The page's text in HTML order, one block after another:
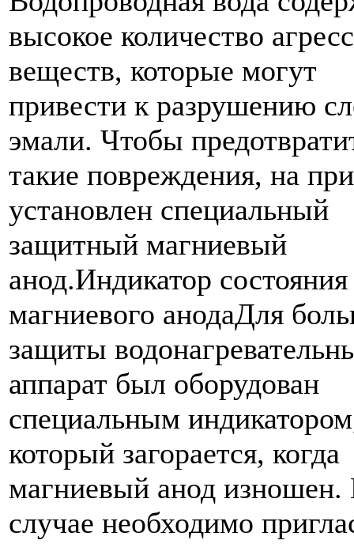
высокое количество
веществ, которые могут
привести к разрушению
эмали. Чтобы
такие повреждения, на
установлен специальный
защитный магниевый
анод.Индикатор состояния
магниевого анодаДля
защиты
аппарат был оборудован
специальным
который загорается, когда
магниевый анод изношен.
случае необходимо